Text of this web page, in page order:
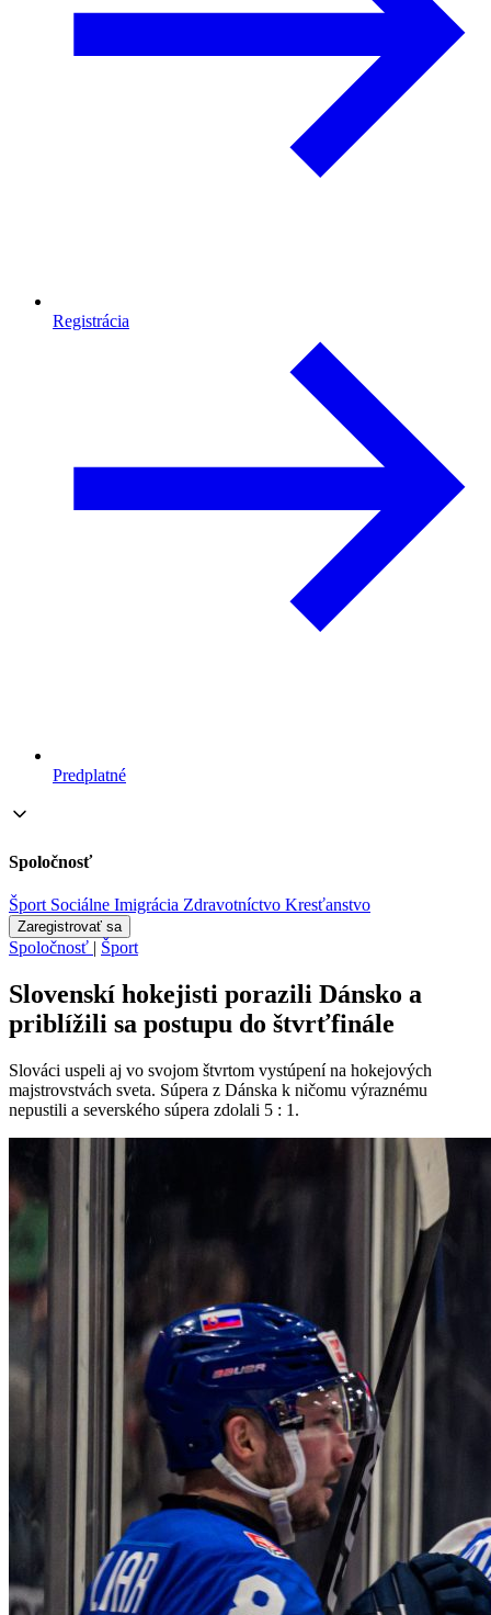
Registrácia
Predplatné
Spoločnosť
Šport Sociálne Imigrácia Zdravotníctvo Kresťanstvo
Zaregistrovať sa
Spoločnosť | Šport
Slovenskí hokejisti porazili Dánsko a
priblížili sa postupu do štvrťfinále
Slováci uspeli aj vo svojom štvrtom vystúpení na hokejových
majstrovstvách sveta. Súpera z Dánska k ničomu výraznému
nepustili a severského súpera zdolali 5 : 1.